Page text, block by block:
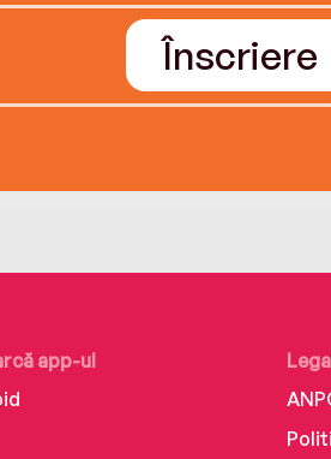
Înscriere
app-ul